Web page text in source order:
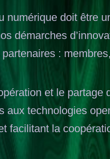
numérique doit être
démarches
:
et le partage
aux technologies
facilitant la